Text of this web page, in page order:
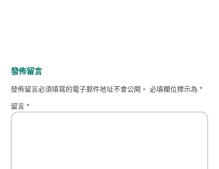
發佈留言
發佈留言必須填寫的電子郵件地址不會公開。 必填欄位標示為*
留言*